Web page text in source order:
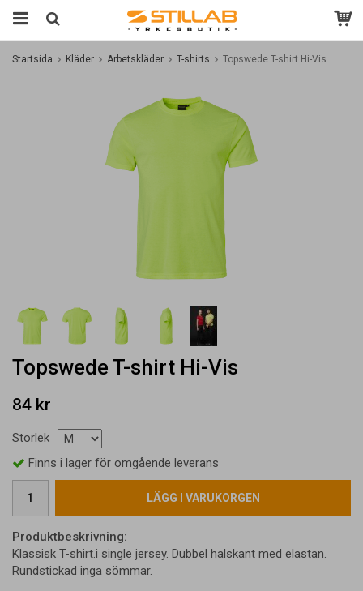
Startsida Kläder Arbetskläder T-shirts Topswede T-shirt Hi-Vis
Topswede T-shirt Hi-Vis
84 kr
Storlek
Finns i lager för omgående leverans
LÄGG I VARUKORGEN
Produktbeskrivning:
Klassisk T-shirt.i single jersey. Dubbel halskant med elastan.
Rundstickad inga sömmar.